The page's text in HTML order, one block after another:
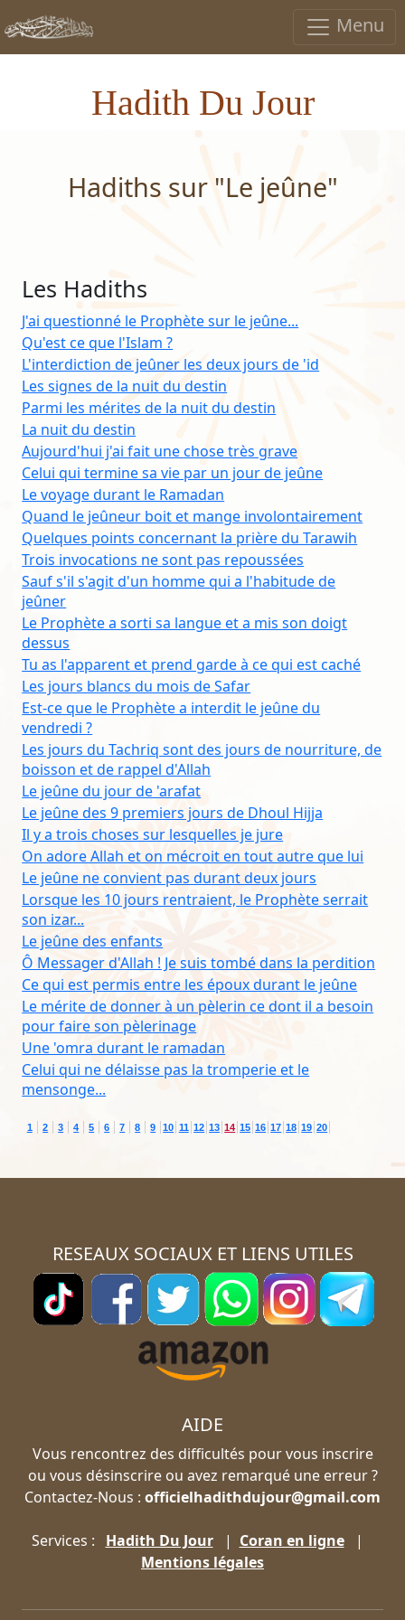
Menu
Hadith Du Jour
Hadiths sur "Le jeûne"
Les Hadiths
J'ai questionné le Prophète sur le jeûne...
Qu'est ce que l'Islam ?
L'interdiction de jeûner les deux jours de 'id
Les signes de la nuit du destin
Parmi les mérites de la nuit du destin
La nuit du destin
Aujourd'hui j'ai fait une chose très grave
Celui qui termine sa vie par un jour de jeûne
Le voyage durant le Ramadan
Quand le jeûneur boit et mange involontairement
Quelques points concernant la prière du Tarawih
Trois invocations ne sont pas repoussées
Sauf s'il s'agit d'un homme qui a l'habitude de
jeûner
Le Prophète a sorti sa langue et a mis son doigt
dessus
Tu as l'apparent et prend garde à ce qui est caché
Les jours blancs du mois de Safar
Est-ce que le Prophète a interdit le jeûne du
vendredi ?
Les jours du Tachriq sont des jours de nourriture, de
boisson et de rappel d'Allah
Le jeûne du jour de 'arafat
Le jeûne des 9 premiers jours de Dhoul Hijja
Il y a trois choses sur lesquelles je jure
On adore Allah et on mécroit en tout autre que lui
Le jeûne ne convient pas durant deux jours
Lorsque les 10 jours rentraient, le Prophète serrait
son izar...
Le jeûne des enfants
Ô Messager d'Allah ! Je suis tombé dans la perdition
Ce qui est permis entre les époux durant le jeûne
Le mérite de donner à un pèlerin ce dont il a besoin
pour faire son pèlerinage
Une 'omra durant le ramadan
Celui qui ne délaisse pas la tromperie et le
mensonge...
1 2 3 4 5 6 7 8 9 10 11 12 13 14 15 16 17 18 19 20
RESEAUX SOCIAUX ET LIENS UTILES
AIDE
Vous rencontrez des difficultés pour vous inscrire
ou vous désinscrire ou avez remarqué une erreur ?
Contactez-Nous : officielhadithdujour@gmail.com
Services : Hadith Du Jour| Coran en ligne|
Mentions légales